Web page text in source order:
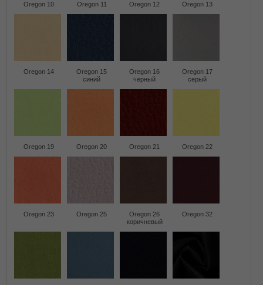
Oregon 10 Oregon 11 Oregon 12 Oregon 13
Oregon 14
Oregon 15
синий
Oregon 16
черный
Oregon 17
серый
Oregon 19 Oregon 20 Oregon 21 Oregon 22
Oregon 23 Oregon 25
Oregon 26
коричневый
Oregon 32